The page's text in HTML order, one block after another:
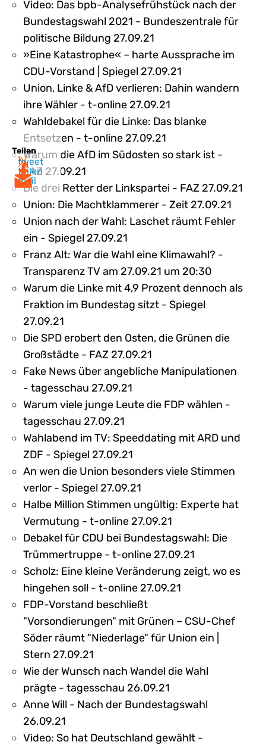
Teilen
tweet
teilen
mail
Video: Das bpb-Analysefrühstück nach der
Bundestagswahl 2021 - Bundeszentrale für
politische Bildung 27.09.21
»Eine Katastrophe« – harte Aussprache im
CDU-Vorstand | Spiegel 27.09.21
Union, Linke & AfD verlieren: Dahin wandern
ihre Wähler - t-online 27.09.21
Wahldebakel für die Linke: Das blanke
Entsetzen - t-online 27.09.21
Warum die AfD im Südosten so stark ist -
FAZ 27.09.21
Die drei Retter der Linkspartei - FAZ 27.09.21
Union: Die Machtklammerer - Zeit 27.09.21
Union nach der Wahl: Laschet räumt Fehler
ein - Spiegel 27.09.21
Franz Alt: War die Wahl eine Klimawahl? -
Transparenz TV am 27.09.21 um 20:30
Warum die Linke mit 4,9 Prozent dennoch als
Fraktion im Bundestag sitzt - Spiegel
27.09.21
Die SPD erobert den Osten, die Grünen die
Großstädte - FAZ 27.09.21
Fake News über angebliche Manipulationen
- tagesschau 27.09.21
Warum viele junge Leute die FDP wählen -
tagesschau 27.09.21
Wahlabend im TV: Speeddating mit ARD und
ZDF - Spiegel 27.09.21
An wen die Union besonders viele Stimmen
verlor - Spiegel 27.09.21
Halbe Million Stimmen ungültig: Experte hat
Vermutung - t-online 27.09.21
Debakel für CDU bei Bundestagswahl: Die
Trümmertruppe - t-online 27.09.21
Scholz: Eine kleine Veränderung zeigt, wo es
hingehen soll - t-online 27.09.21
FDP-Vorstand beschließt
"Vorsondierungen" mit Grünen – CSU-Chef
Söder räumt "Niederlage" für Union ein |
Stern 27.09.21
Wie der Wunsch nach Wandel die Wahl
prägte - tagesschau 26.09.21
Anne Will - Nach der Bundestagswahl
26.09.21
Video: So hat Deutschland gewählt -